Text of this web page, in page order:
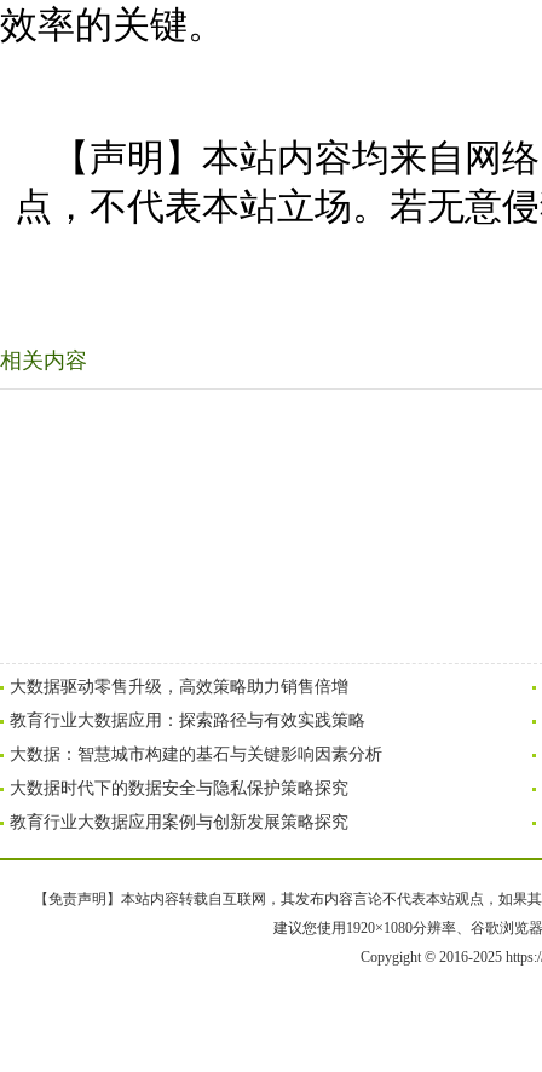
效率的关键。
【声明】本站内容均来自网
点，不代表本站立场。若无意
相关内容
大数据驱动零售升级，高效策略助力销售倍增
教育行业大数据应用：探索路径与有效实践策略
大数据：智慧城市构建的基石与关键影响因素分析
大数据时代下的数据安全与隐私保护策略探究
教育行业大数据应用案例与创新发展策略探究
【免责声明】本站内容转载自互联网，其发布内容言论不代表本站观点，如果
建议您使用1920×1080分辨率、谷歌浏览
Copygight © 2016-2025